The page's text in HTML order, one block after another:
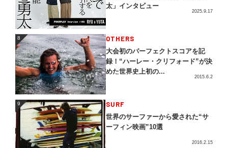
太」インタビュー
2025.9.17
8 OTHERS
大会初のパーフェクトスコアを記
録！“ハーレー・クリフォード”が決
めた世界史上初の...
2015.6.2
9 SURF
世界のサーファーから愛された“サ
ーフィン映画”10選
2016.2.15